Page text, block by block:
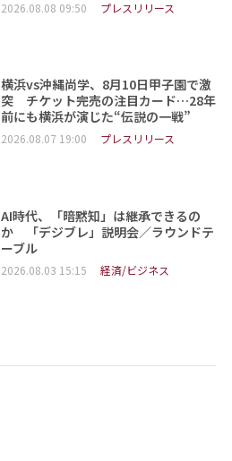
2026.08.08 09:50 プレスリリース
横浜vs沖縄尚学、8月10日甲子園で激
突 チケット完売の注目カード…28年
前にも横浜が演じた“伝説の一戦”
2026.08.07 19:00 プレスリリース
AI時代、「暗黙知」は継承できるの
か 「デジブレ」説明会／ラウンドテ
ーブル
2026.08.03 15:15 経済/ビジネス